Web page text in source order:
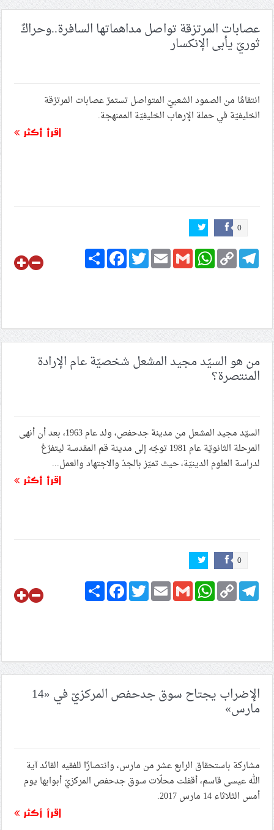
بيان سجناء البحرين في الذكرى السنويّة الأولى لاستشهاد
الشهيد الأسمى
عصابات المرتزقة تواصل مداهماتها السافرة..وحراكٌ
ثوريّ يأبى الإنكسار
انتقامًا من الصمود الشعبيّ المتواصل تستمرّ عصابات المرتزقة
الخليفيّة في حملة الإرهاب الخليفيّة الممنهجة.
اقرأ أكثر
0
ShareFacebookTwitterEmailGmail
WhatsApp Copy
Link
Telegram
من هو السيّد مجيد المشعل شخصيّة عام الإرادة
المنتصرة؟
السيّد مجيد المشعل من مدينة جدحفص، ولد عام 1963، بعد أن أنهى
المرحلة الثانويّة عام 1981 توجّه إلى مدينة قم المقدسة ليتفرّغ
لدراسة العلوم الدينيّة، حيث تميّز بالجدّ والاجتهاد والعمل...
اقرأ أكثر
0
ShareFacebookTwitterEmailGmail
WhatsApp Copy
Link
Telegram
الإضراب يجتاح سوق جدحفص المركزيّ في «14
مارس»
مشاركة باستحقاق الرابع عشر من مارس، وانتصارًا للفقيه القائد آية
الله عيسى قاسم، أقفلت محلّات سوق جدحفص المركزيّ أبوابها يوم
أمس الثلاثاء 14 مارس 2017.
اقرأ أكثر